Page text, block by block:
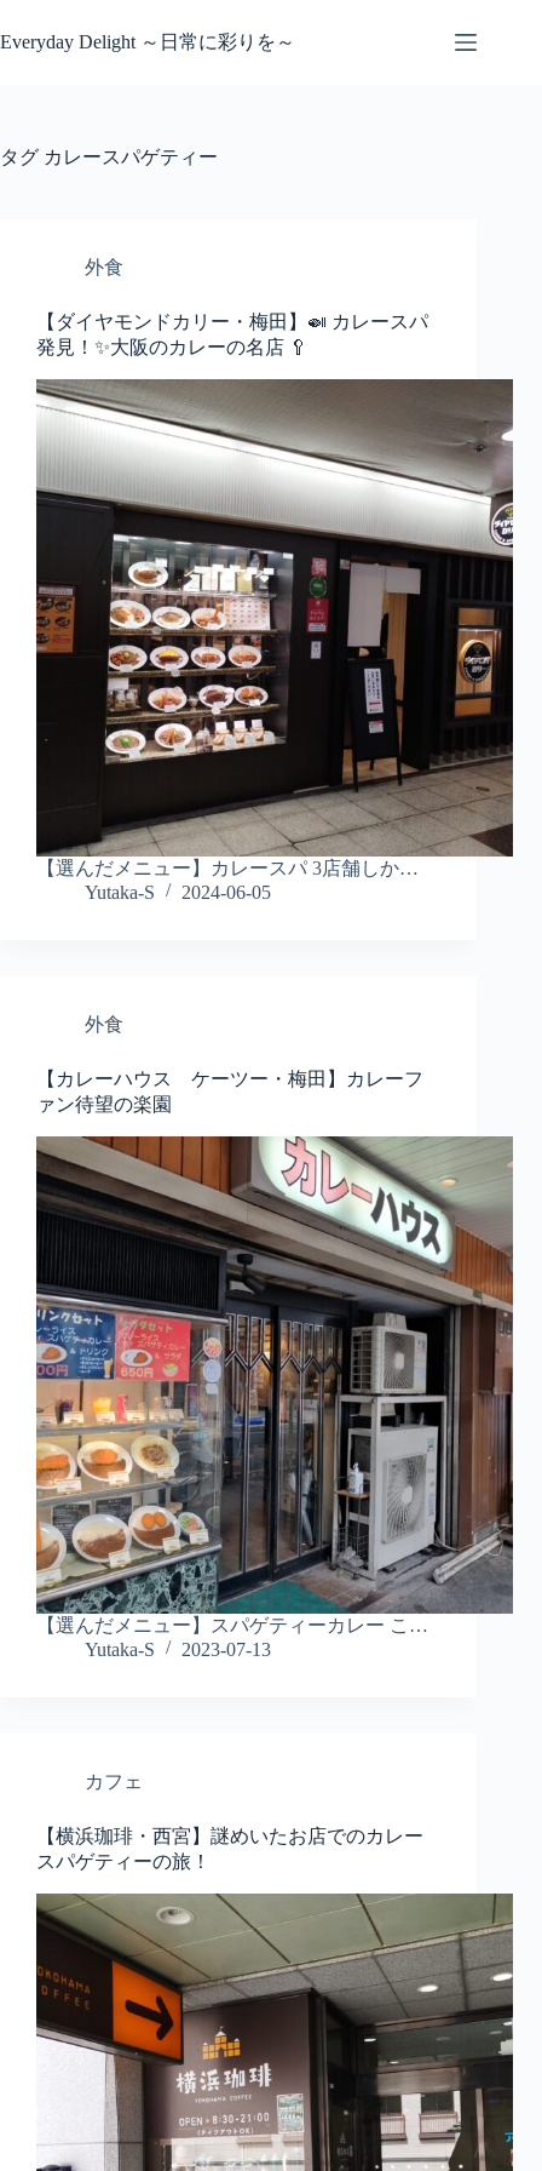
ン
ス
Everyday Delight ～日常に彩りを～
タグ カレースパゲティー
外食
【ダイヤモンドカリー・梅田】🍛 カレースパ
発見！✨大阪のカレーの名店 🥄
【選んだメニュー】カレースパ 3店舗しか…
Yutaka-S
2024-06-05
外食
【カレーハウス ケーツー・梅田】カレーフ
ァン待望の楽園
【選んだメニュー】スパゲティーカレー こ…
Yutaka-S
2023-07-13
カフェ
【横浜珈琲・西宮】謎めいたお店でのカレー
スパゲティーの旅！